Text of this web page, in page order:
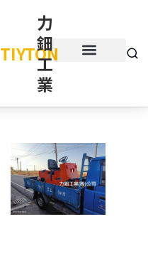
TIYTON
力
鈿
工
業